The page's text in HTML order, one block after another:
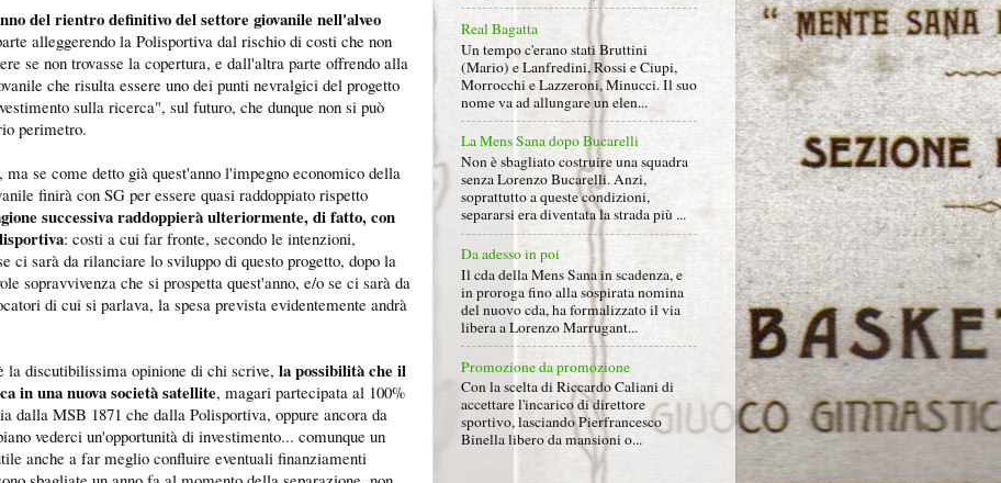
del rientro definitivo del settore giovanile nell'alveo
alleggerendo la Polisportiva dal rischio di costi che non
se non trovasse la copertura, e dall'altra parte offrendo alla
che risulta essere uno dei punti nevralgici del progetto
sulla ricerca", sul futuro, che dunque non si può
perimetro.
se come detto già quest'anno l'impegno economico della
finirà con SG per essere quasi raddoppiato rispetto
successiva raddoppierà ulteriormente, di fatto, con
: costi a cui far fronte, secondo le intenzioni,
ci sarà da rilanciare lo sviluppo di questo progetto, dopo la
sopravvivenza che si prospetta quest'anno, e/o se ci sarà da
di cui si parlava, la spesa prevista evidentemente andrà
la discutibilissima opinione di chi scrive, la possibilità che il
in una nuova società satellite, magari partecipata al 100%
dalla MSB 1871 che dalla Polisportiva, oppure ancora da
vederci un'opportunità di investimento... comunque un
anche a far meglio confluire eventuali finanziamenti
Real Bagatta
Un tempo c'erano stati Bruttini
(Mario) e Lanfredini, Rossi e Ciupi,
Morrocchi e Lazzeroni, Minucci. Il suo
nome va ad allungare un elen...
La Mens Sana dopo Bucarelli
Non è sbagliato costruire una squadra
senza Lorenzo Bucarelli. Anzi,
soprattutto a queste condizioni,
separarsi era diventata la strada più ...
Da adesso in poi
Il cda della Mens Sana in scadenza, e
in proroga fino alla sospirata nomina
del nuovo cda, ha formalizzato il via
libera a Lorenzo Marrugant...
Promozione da promozione
Con la scelta di Riccardo Caliani di
accettare l'incarico di direttore
sportivo, lasciando Pierfrancesco
Binella libero da mansioni o...